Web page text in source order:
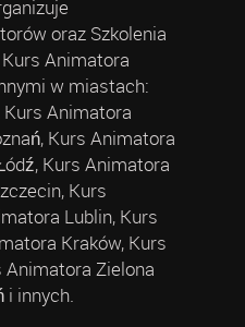
oraz Szkolenia
Animatora
w miastach:
Animatora
Kurs Animatora
Kurs Animatora
Kurs
Lublin, Kurs
Kraków, Kurs
Zielona
i innych.